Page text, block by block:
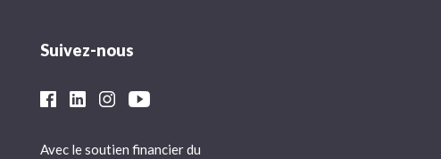
Suivez-nous
Avec le soutien financier du